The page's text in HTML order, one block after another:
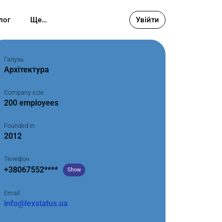
Ще… Увійти
Галузь
Архітектура
Company size
200 employees
Founded in
2012
Телефон
+38067552**** Show
Email
info@lexstatus.ua